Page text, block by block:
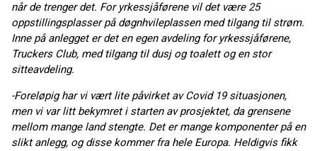
når de trenger det. For yrkessjåførene vil det være 25
oppstillingsplasser på døgnhvileplassen med tilgang til strøm.
Inne på anlegget er det en egen avdeling for yrkessjåførene,
Truckers Club, med tilgang til dusj og toalett og en stor
sitteavdeling.
-Foreløpig har vi vært lite påvirket av Covid 19 situasjonen,
men vi var litt bekymret i starten av prosjektet, da grensene
mellom mange land stengte. Det er mange komponenter på en
slikt anlegg, og disse kommer fra hele Europa. Heldigvis fikk